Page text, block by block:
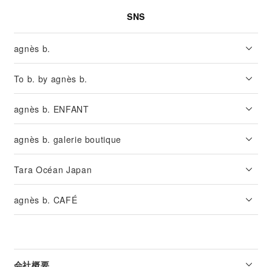
SNS
agnès b.
To b. by agnès b.
agnès b. ENFANT
agnès b. galerie boutique
Tara Océan Japan
agnès b. CAFÉ
会社概要